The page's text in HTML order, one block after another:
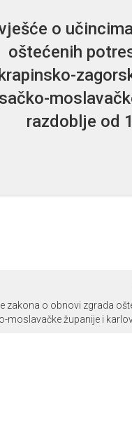
o
oštećenih
krapinsko-
razdoblje od
zakona o obnovi zgrada
moslavačke županije i